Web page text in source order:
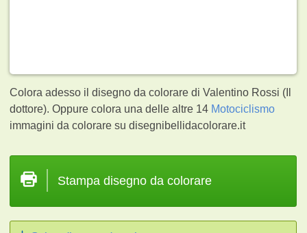
Colora adesso il disegno da colorare di Valentino Rossi (Il
dottore). Oppure colora una delle altre 14 Motociclismo
immagini da colorare su disegnibellidacolorare.it
Stampa disegno da colorare